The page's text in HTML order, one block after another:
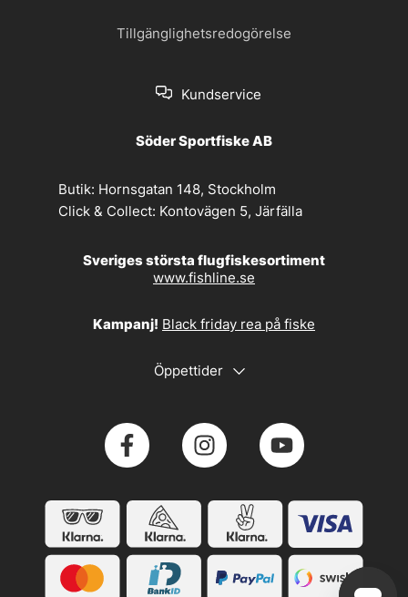
Tillgänglighetsredogörelse
Kundservice
Söder Sportfiske AB
Butik: Hornsgatan 148, Stockholm
Click & Collect: Kontovägen 5, Järfälla
Sveriges största flugfiskesortiment
www.fishline.se
Kampanj! Black friday rea på fiske
Öppettider